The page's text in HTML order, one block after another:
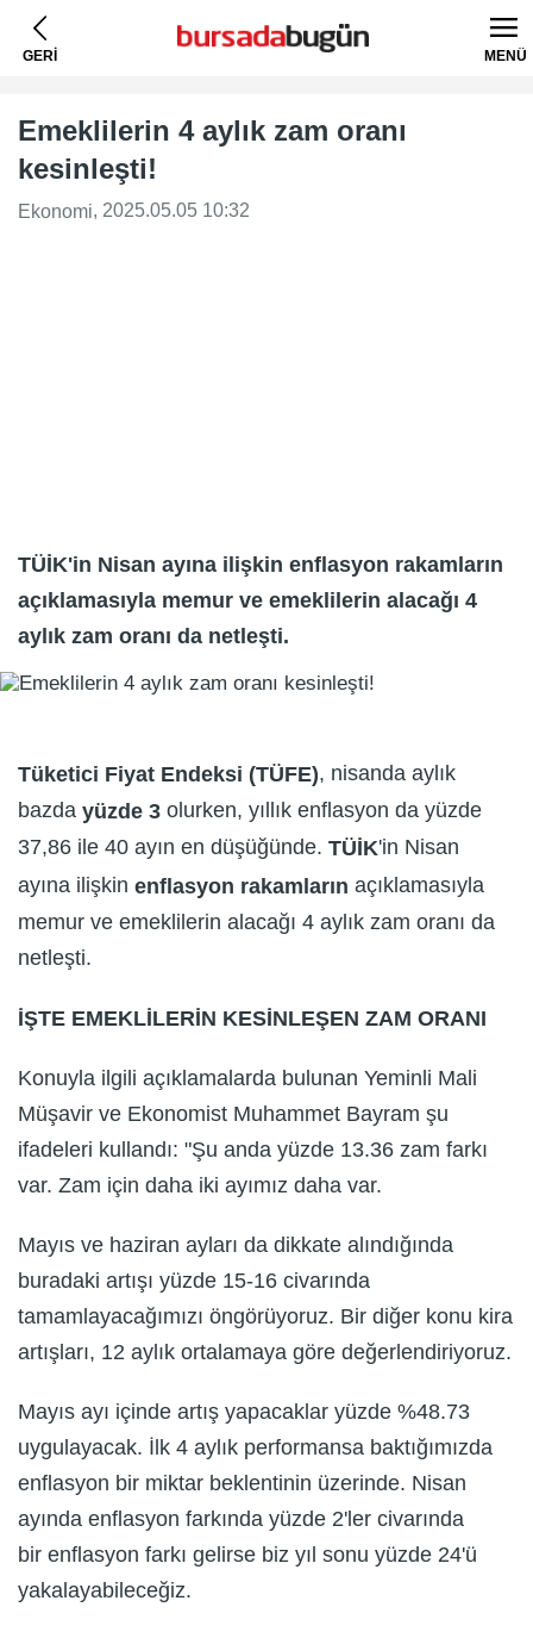
GERİ MENÜ
Emeklilerin 4 aylık zam oranı
kesinleşti!
Ekonomi, 2025.05.05 10:32
TÜİK'in Nisan ayına ilişkin enflasyon rakamların
açıklamasıyla memur ve emeklilerin alacağı 4
aylık zam oranı da netleşti.
Tüketici Fiyat Endeksi (TÜFE), nisanda aylık
bazda yüzde 3 olurken, yıllık enflasyon da yüzde
37,86 ile 40 ayın en düşüğünde. TÜİK'in Nisan
ayına ilişkin enflasyon rakamların açıklamasıyla
memur ve emeklilerin alacağı 4 aylık zam oranı da
netleşti.
İŞTE EMEKLİLERİN KESİNLEŞEN ZAM ORANI
Konuyla ilgili açıklamalarda bulunan Yeminli Mali
Müşavir ve Ekonomist Muhammet Bayram şu
ifadeleri kullandı: "Şu anda yüzde 13.36 zam farkı
var. Zam için daha iki ayımız daha var.
Mayıs ve haziran ayları da dikkate alındığında
buradaki artışı yüzde 15-16 civarında
tamamlayacağımızı öngörüyoruz. Bir diğer konu kira
artışları, 12 aylık ortalamaya göre değerlendiriyoruz.
Mayıs ayı içinde artış yapacaklar yüzde %48.73
uygulayacak. İlk 4 aylık performansa baktığımızda
enflasyon bir miktar beklentinin üzerinde. Nisan
ayında enflasyon farkında yüzde 2'ler civarında
bir enflasyon farkı gelirse biz yıl sonu yüzde 24'ü
yakalayabileceğiz.